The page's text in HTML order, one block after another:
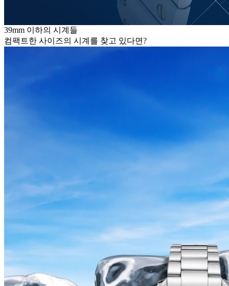
39mm 이하의 시계들
컴팩트한 사이즈의 시계를 찾고 있다면?